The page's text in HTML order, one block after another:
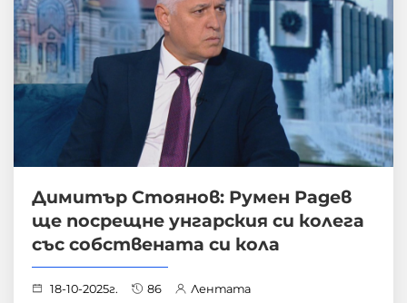
Димитър Стоянов: Румен Радев
ще посрещне унгарския си колега
със собствената си кола
18-10-2025г. 86 Лентата